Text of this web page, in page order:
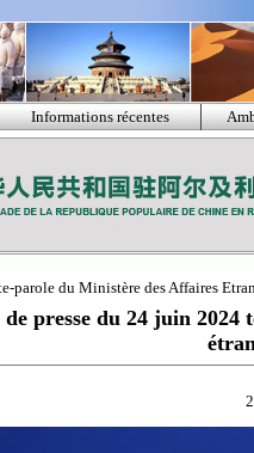
Informations récentes
parole du Ministère des Affaires
de presse du 24 juin